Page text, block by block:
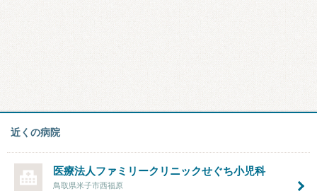
近くの病院
医療法人ファミリークリニックせぐち小児科
鳥取県米子市西福原